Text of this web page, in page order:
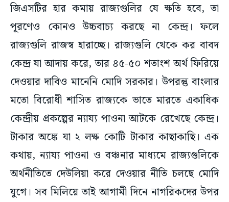
জিএসটির হার কমায় রাজ্যগুলির যে ক্ষতি হবে, তা
পূরণেও কোনও উচ্চবাচ্য করছে না কেন্দ্র। ফলে
রাজ্যগুলি রাজস্ব হারাচ্ছে। রাজ্যগুলি থেকে কর বাবদ
কেন্দ্র যা আদায় করে, তার ৪৫-৫০ শতাংশ অর্থ ফিরিয়ে
দেওয়ার দাবিও মানেনি মোদি সরকার। উপরন্তু বাংলার
মতো বিরোধী শাসিত রাজ্যকে ভাতে মারতে একাধিক
কেন্দ্রীয় প্রকল্পের ন্যায্য পাওনা আটকে রেখেছে কেন্দ্র।
টাকার অঙ্কে যা ২ লক্ষ কোটি টাকার কাছাকাছি। এক
কথায়, ন্যায্য পাওনা ও বঞ্চনার মাধ্যমে রাজ্যগুলিকে
অর্থনীতিতে দেউলিয়া করে দেওয়ার নীতি চলছে মোদি
যুগে। সব মিলিয়ে তাই আগামী দিনে নাগরিকদের উপর